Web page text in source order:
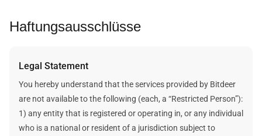
neue und deine alte Wallet-Adresse verifizieren musst!
'Miners' oder 'Hashrate' für Angaben zu den einzelnen Plänen
Artikel
statische Berechnungen zur Ermittlung der wahrscheinlichen
ausgegangen, dass der zukünftige Preis der Kryptowährung,
die Netzwerk-Schwierigkeit und die Blockbelohnung statisch
sind und sich nicht ändern, wenn Mining-Einnahmen und
Daten eines Plans bewertet werden.
Bitdeer macht keine Versprechungen über deine zukünftigen
Haftungsausschlüsse
Legal Statement
You hereby understand that the services provided by Bitdeer
are not available to the following (each, a “Restricted Person”):
1) any entity that is registered or operating in, or any individual
who is a national or resident of a jurisdiction subject to